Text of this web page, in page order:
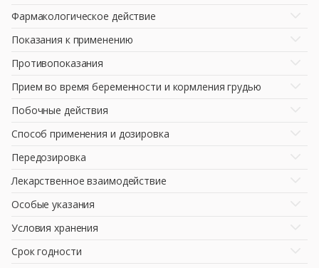
Фармакологическое действие
Показания к применению
Противопоказания
Прием во время беременности и кормления грудью
Побочные действия
Способ применения и дозировка
Передозировка
Лекарственное взаимодействие
Особые указания
Условия хранения
Срок годности